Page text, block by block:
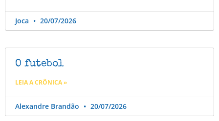
Joca 20/07/2026
O futebol
LEIA A CRÔNICA »
Alexandre Brandão 20/07/2026